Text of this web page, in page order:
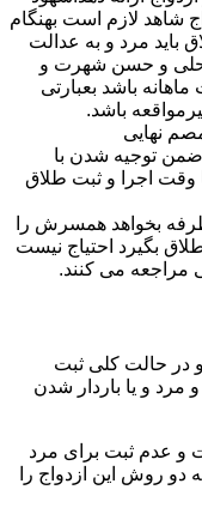
شاهد لازم است بهنگام
مرد و به عدالت
و حسن شهرت و
باشد بعبارتی
باشد.
نهایی
و ضمن توجیه شدن با
وقت اجرا و ثبت طلاق
بخواهد همسرش را
بگیرد احتیاج نیست
مراجعه می کنند.
در حالت کلی ثبت
مرد و یا باردار شدن
و عدم ثبت برای مرد
روش این ازدواج را